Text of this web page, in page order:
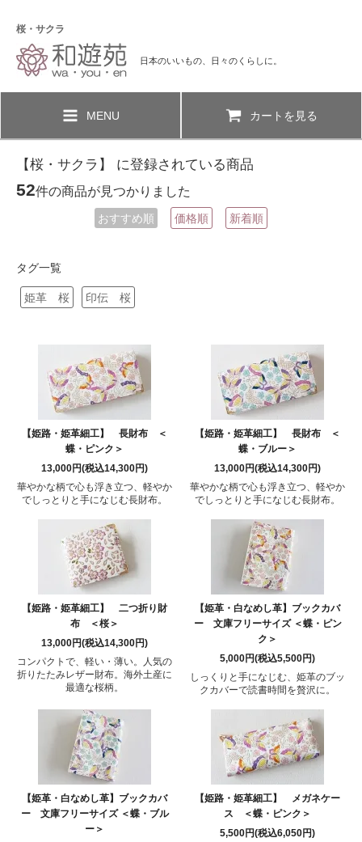
桜・サクラ
日本のいいもの、日々のくらしに。
MENU カートを見る
【桜・サクラ】 に登録されている商品
52件の商品が見つかりました
おすすめ順 価格順 新着順
タグ一覧
姫革 桜 印伝 桜
【姫路・姫革細工】 長財布 ＜
蝶・ピンク＞
13,000円(税込14,300円)
華やかな柄で心も浮き立つ、軽やか
でしっとりと手になじむ長財布。
【姫路・姫革細工】 長財布 ＜
蝶・ブルー＞
13,000円(税込14,300円)
華やかな柄で心も浮き立つ、軽やか
でしっとりと手になじむ長財布。
【姫路・姫革細工】 二つ折り財
布 ＜桜＞
13,000円(税込14,300円)
コンパクトで、軽い・薄い。人気の
折りたたみレザー財布。海外土産に
最適な桜柄。
【姫革・白なめし革】ブックカバ
ー 文庫フリーサイズ ＜蝶・ピン
ク＞
5,000円(税込5,500円)
しっくりと手になじむ、姫革のブッ
クカバーで読書時間を贅沢に。
【姫革・白なめし革】ブックカバ
ー 文庫フリーサイズ ＜蝶・ブル
ー＞
【姫路・姫革細工】 メガネケー
ス ＜蝶・ピンク＞
5,500円(税込6,050円)